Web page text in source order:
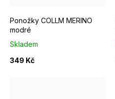
Ponožky COLLM MERINO
modré
Skladem
349 Kč